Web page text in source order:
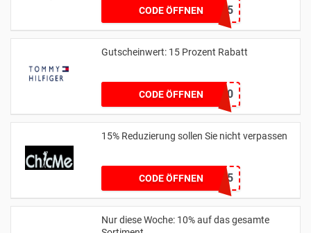
CODE ÖFFNENMEMBER25
Gutscheinwert: 15 Prozent Rabatt
CODE ÖFFNEN CM10
15% Reduzierung sollen Sie nicht verpassen
CODE ÖFFNENSJQ15
Nur diese Woche: 10% auf das gesamte